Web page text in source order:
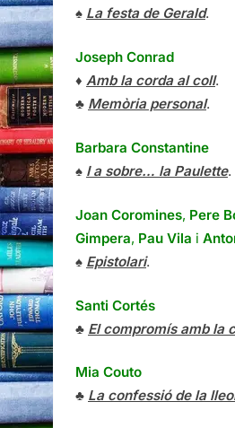
♠ La festa de Gerald.
Joseph Conrad
♦ Amb la corda al coll.
♣ Memòria personal.
Barbara Constantine
♠ I a sobre… la Paulette.
Joan Coromines, Pere
Gimpera, Pau Vila i
♠ Epistolari.
Santi Cortés
♣ El compromís amb la
Mia Couto
♣ La confessió de la